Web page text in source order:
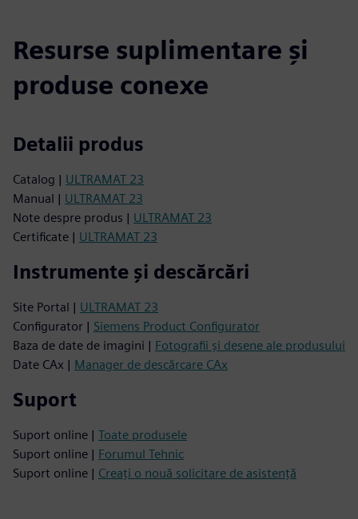
Resurse suplimentare și
produse conexe
Detalii produs
Catalog | ULTRAMAT 23
Manual | ULTRAMAT 23
Note despre produs | ULTRAMAT 23
Certificate | ULTRAMAT 23
Instrumente și descărcări
Site Portal | ULTRAMAT 23
Configurator | Siemens Product Configurator
Baza de date de imagini | Fotografii și desene ale produsului
Date CAx | Manager de descărcare CAx
Suport
Suport online | Toate produsele
Suport online | Forumul Tehnic
Suport online | Creați o nouă solicitare de asistență